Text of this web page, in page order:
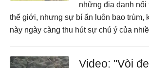
những địa danh nổi
thế giới, nhưng sự bí ẩn luôn bao trùm,
này ngày càng thu hút sự chú ý của
Video: "Vòi